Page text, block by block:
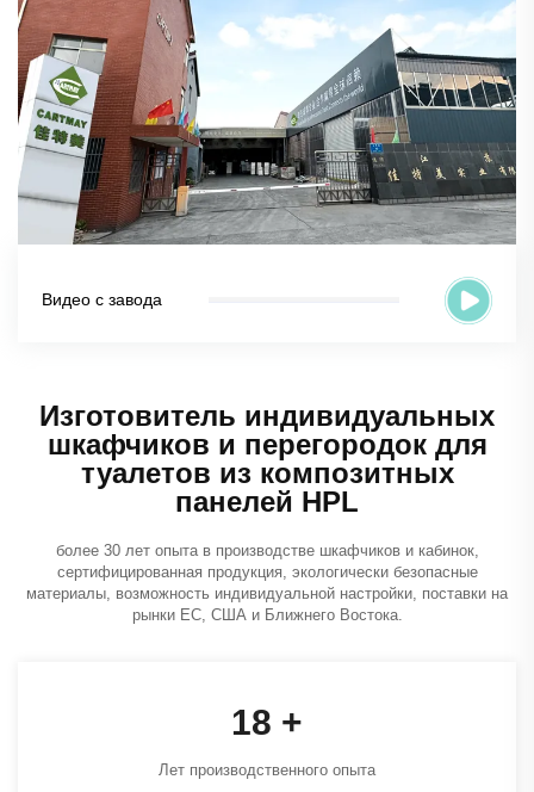
Видео с завода
Изготовитель индивидуальных
шкафчиков и перегородок для
туалетов из композитных
панелей HPL
более 30 лет опыта в производстве шкафчиков и кабинок,
сертифицированная продукция, экологически безопасные
материалы, возможность индивидуальной настройки, поставки на
рынки ЕС, США и Ближнего Востока.
25 +
Лет производственного опыта